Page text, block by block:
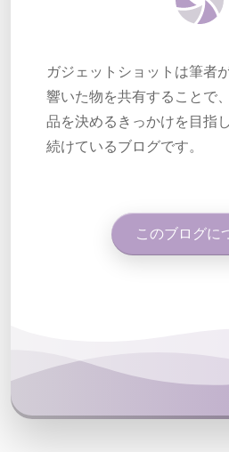
ガジェットショットは筆者
響いた物を共有することで
品を決めるきっかけを目指
続けているブログです。
このブログに